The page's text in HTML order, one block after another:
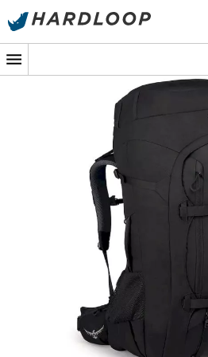
Sommarerbjudanden 🔥 -5 %
Designad av märketOsprey , är
perfekt för resenärer
av nya kontinenter. Denna
funktioner som gör den till den
att resa och utforska nya
du kan gå, även i varmt väder,
garanteras maximal ventilation.